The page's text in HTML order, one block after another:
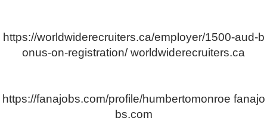
https://worldwiderecruiters.ca/employer/1500-aud-b
onus-on-registration/worldwiderecruiters.ca
https://fanajobs.com/profile/humbertomonroe fanajo
bs.com